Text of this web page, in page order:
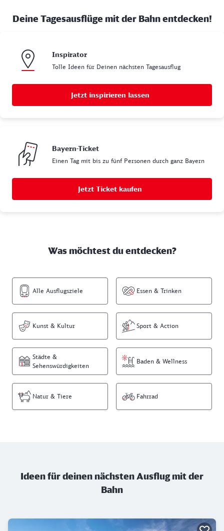
Deine Tagesausflüge mit der Bahn entdecken!
Inspirator
Tolle Ideen für Deinen nächsten Tagesausflug
Jetzt inspirieren lassen
Bayern-Ticket
Einen Tag mit bis zu fünf Personen durch ganz Bayern
Jetzt Ticket kaufen
Was möchtest du entdecken?
Alle Ausflugsziele Essen & Trinken
Kunst & Kultur Sport & Action
Städte &
Sehenswürdigkeiten
Baden & Wellness
Natur & Tiere Fahrrad
Ideen für deinen nächsten Ausflug mit der
Bahn